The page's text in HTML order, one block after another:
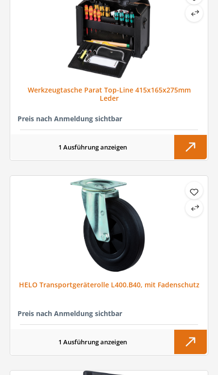
Werkzeugtasche Parat Top-Line 415x165x275mm
Leder
Preis nach Anmeldung sichtbar
1 Ausführung anzeigen
HELO Transportgeräterolle L400.B40, mit Fadenschutz
Preis nach Anmeldung sichtbar
1 Ausführung anzeigen